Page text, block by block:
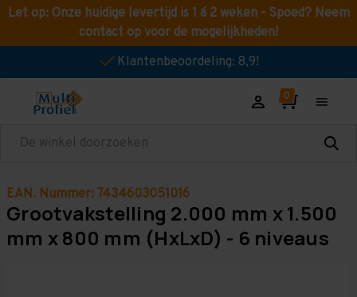
Let op: Onze huidige levertijd is 1 á 2 weken - Spoed? Neem
contact op voor de mogelijkheden!
Klantenbeoordeling: 8,9!
Zoeken
EAN. Nummer: 7434603051016
Grootvakstelling 2.000 mm x 1.500
mm x 800 mm (HxLxD) - 6 niveaus